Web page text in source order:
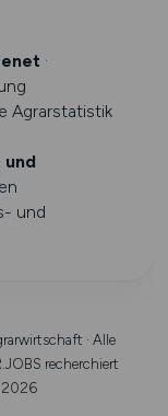
·
Agrarstatistik
und
· Alle
recherchiert
2026